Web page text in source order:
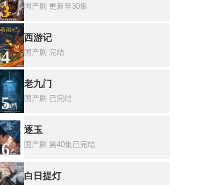
3 国产剧 更新至30集
4
西游记
国产剧 完结
5
老九门
国产剧 已完结
6
逐玉
国产剧 第40集已完结
白日提灯